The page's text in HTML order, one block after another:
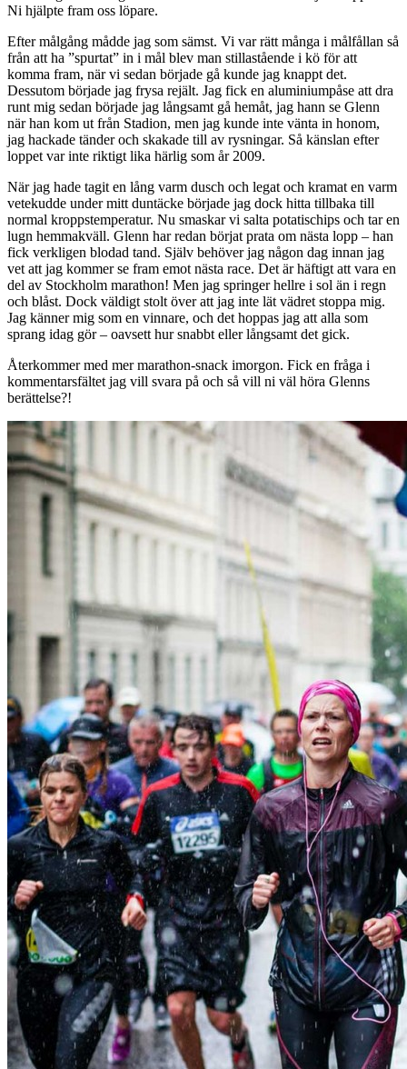
Ni hjälpte fram oss löpare.
Efter målgång mådde jag som sämst. Vi var rätt många i målfållan så
från att ha ”spurtat” in i mål blev man stillastående i kö för att
komma fram, när vi sedan började gå kunde jag knappt det.
Dessutom började jag frysa rejält. Jag fick en aluminiumpåse att dra
runt mig sedan började jag långsamt gå hemåt, jag hann se Glenn
när han kom ut från Stadion, men jag kunde inte vänta in honom,
jag hackade tänder och skakade till av rysningar. Så känslan efter
loppet var inte riktigt lika härlig som år 2009.
När jag hade tagit en lång varm dusch och legat och kramat en varm
vetekudde under mitt duntäcke började jag dock hitta tillbaka till
normal kroppstemperatur. Nu smaskar vi salta potatischips och tar en
lugn hemmakväll. Glenn har redan börjat prata om nästa lopp – han
fick verkligen blodad tand. Själv behöver jag någon dag innan jag
vet att jag kommer se fram emot nästa race. Det är häftigt att vara en
del av Stockholm marathon! Men jag springer hellre i sol än i regn
och blåst. Dock väldigt stolt över att jag inte lät vädret stoppa mig.
Jag känner mig som en vinnare, och det hoppas jag att alla som
sprang idag gör – oavsett hur snabbt eller långsamt det gick.
Återkommer med mer marathon-snack imorgon. Fick en fråga i
kommentarsfältet jag vill svara på och så vill ni väl höra Glenns
berättelse?!